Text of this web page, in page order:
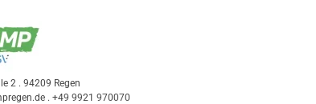
2 . 94209 Regen
. +49 9921 970070